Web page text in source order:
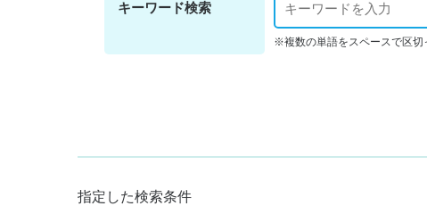
キーワード検索
※複数の単語をスペースで区切
指定した検索条件